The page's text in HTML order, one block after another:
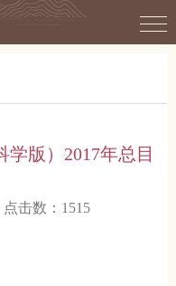
版）2017年总目
击数： 1515